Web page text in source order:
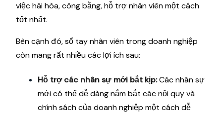
việc hài hòa, công bằng, hỗ trợ nhân viên một cách
tốt nhất.
Bên cạnh đó, sổ tay nhân viên trong doanh nghiệp
còn mang rất nhiều các lợi ích sau:
Hỗ trợ các nhân sự mới bắt kịp:Các nhân sự
mới có thể dễ dàng nắm bắt các nội quy và
chính sách của doanh nghiệp một cách dễ